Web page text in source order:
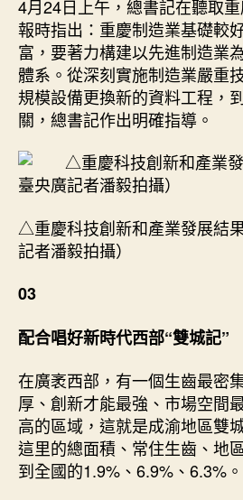
4月24日上午，總書記在聽取
報時指出：重慶制造業基礎較
富，要著力構建以先進制造業
體系。從深刻實施制造業嚴重
規模設備更換新的資料工程，
關，總書記作出明確指導。
△重慶科技創新和產業發展結
記者潘毅拍攝）
03
配合唱好新時代西部“雙城記”
在廣袤西部，有一個生齒最密
厚、創新才能最強、市場空間
高的區域，這就是成渝地區雙
這里的總面積、常住生齒、地
到全國的1.9%、6.9%、6.3%。